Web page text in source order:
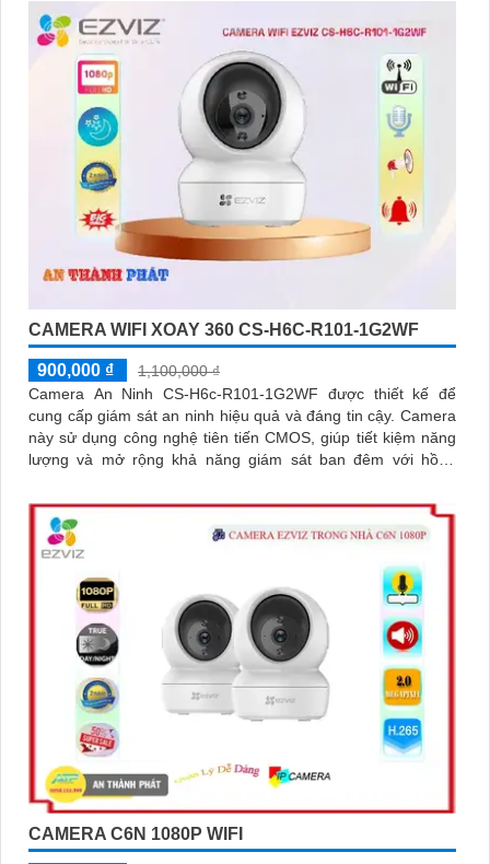
CAMERA WIFI XOAY 360 CS-H6C-R101-1G2WF
900,000 ₫
1,100,000 ₫
Camera An Ninh CS-H6c-R101-1G2WF được thiết kế để
cung cấp giám sát an ninh hiệu quả và đáng tin cậy. Camera
này sử dụng công nghệ tiên tiến CMOS, giúp tiết kiệm năng
lượng và mở rộng khả năng giám sát ban đêm với hồng
CAMERA C6N 1080P WIFI